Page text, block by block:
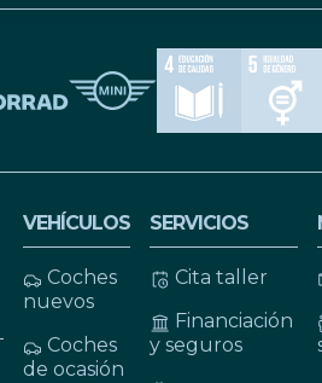
VEHÍCULOS
Coches
nuevos
Coches
de ocasión
SERVICIOS
Cita taller
Financiación
y seguros